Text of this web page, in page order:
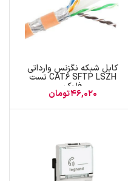
کابل شبکه نگزنس وارداتی
CAT6 SFTP LSZH تست
فلوک
46,020تومان